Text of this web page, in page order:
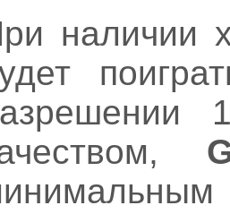
наличии